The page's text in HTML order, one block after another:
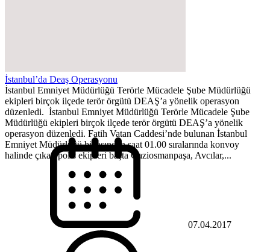
İstanbul’da Deaş Operasyonu
İstanbul Emniyet Müdürlüğü Terörle Mücadele Şube Müdürlüğü
ekipleri birçok ilçede terör örgütü DEAŞ’a yönelik operasyon
düzenledi. İstanbul Emniyet Müdürlüğü Terörle Mücadele Şube
Müdürlüğü ekipleri birçok ilçede terör örgütü DEAŞ’a yönelik
operasyon düzenledi. Fatih Vatan Caddesi’nde bulunan İstanbul
Emniyet Müdürlüğü binasından saat 01.00 sıralarında konvoy
halinde çıkan polis ekipleri başta Gaziosmanpaşa, Avcılar,...
07.04.2017